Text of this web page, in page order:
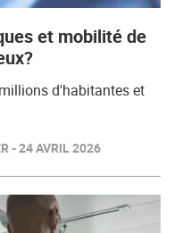
et mobilité de
d'habitantes et
- 24 AVRIL 2026